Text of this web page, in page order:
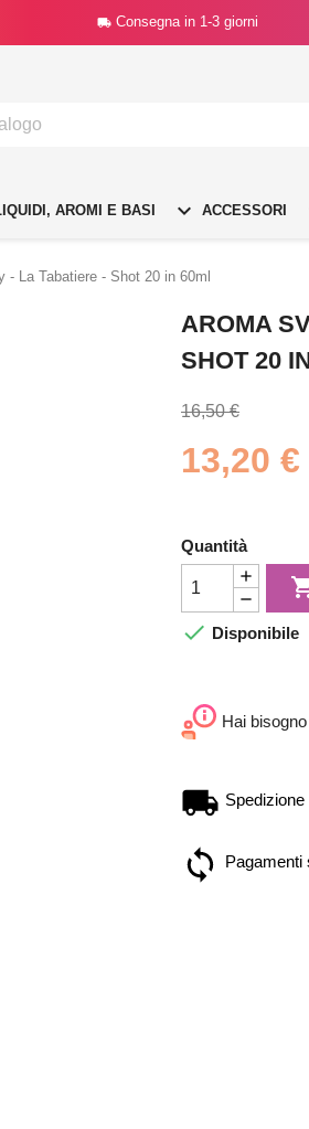
 Consegna in 1-3 giorni
AROMI E BASI  ACCESSORI
La Tabatiere - Shot 20 in 60ml
AROMA
SHOT 20
16,50 €
13,20 €
Quantità
 Disponibile
Hai
Spedizione
Pagamenti